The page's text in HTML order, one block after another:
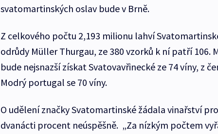
svatomartinských oslav bude v Brně.
Z celkového počtu 2,193 milionu lahví
odrůdy Müller Thurgau, ze 380 vzorků k ní patří 106.
bude nejsnazší získat Svatovavřinecké ze 74 víny, z
Modrý portugal se 70 víny.
O udělení značky Svatomartinské žádala vinařství
dvanácti procent neúspěšně. „Za nízkým počtem